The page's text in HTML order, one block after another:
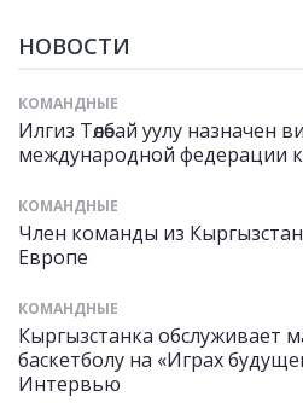
НОВОСТИ
КОМАНДНЫЕ
Илгиз Төлөбай уулу назначен
международной федерации
КОМАНДНЫЕ
Член команды из
Европе
КОМАНДНЫЕ
Кыргызстанка обслуживает
баскетболу на «Играх
Интервью